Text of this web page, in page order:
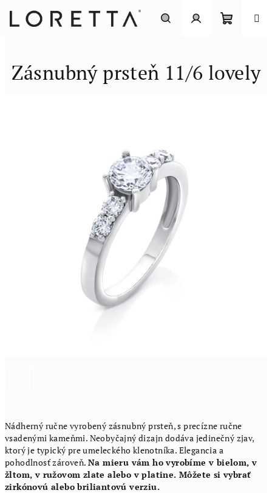
obsah
košík
Nádherný ručne vyrobený zásnubný prsteň, s precízne ručne
vsadenými kameňmi. Neobyčajný dizajn dodáva jedinečný zjav,
ktorý je typický pre umeleckého klenotníka. Elegancia a
pohodlnosť zároveň. Na mieru vám ho vyrobíme v bielom, v
žltom, v ružovom zlate alebo v platine. Môžete si vybrať
zirkónovú alebo briliantovú verziu.
Zásnubný prsteň 11/6 lovely